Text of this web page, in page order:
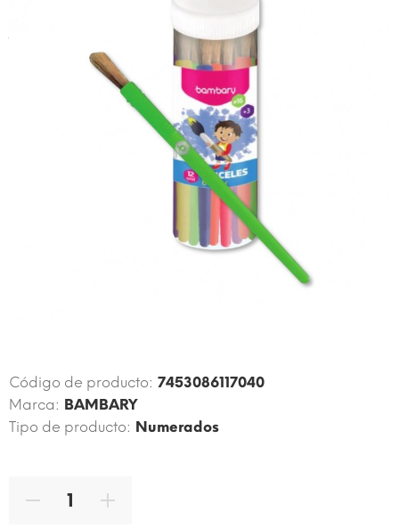
PINCEL PARVULARIOS Nº16
VARIOS COLORES
BAMBARY
Código de producto: 7453086117040
Marca: BAMBARY
Tipo de producto: Numerados